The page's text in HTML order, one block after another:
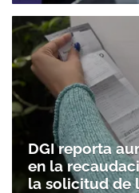
DGI reporta
en la
la solicitud de